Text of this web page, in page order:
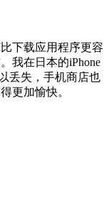
下载应用程序更容
我在日本的iPhone
丢失，手机商店也
更加愉快。